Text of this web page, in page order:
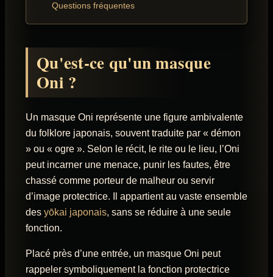
Questions fréquentes
Qu'est-ce qu'un masque
Oni ?
Un masque Oni représente une figure ambivalente
du folklore japonais, souvent traduite par « démon
» ou « ogre ». Selon le récit, le rite ou le lieu, l’Oni
peut incarner une menace, punir les fautes, être
chassé comme porteur de malheur ou servir
d’image protectrice. Il appartient au vaste ensemble
des yōkai japonais, sans se réduire à une seule
fonction.
Placé près d’une entrée, un masque Oni peut
rappeler symboliquement la fonction protectrice